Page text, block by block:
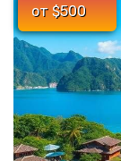
от $500